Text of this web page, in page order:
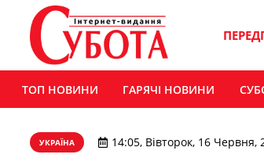
ТОП НОВИНИ ГАРЯЧІ НОВИНИ
УКРАЇНА 14:05, Вівторок, 16 Червня,